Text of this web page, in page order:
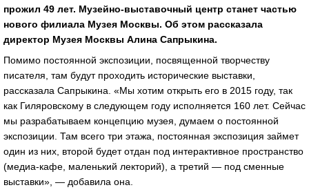
прожил 49 лет. Музейно-выставочный центр станет частью
нового филиала Музея Москвы. Об этом рассказала
директор Музея Москвы Алина Сапрыкина.
Помимо постоянной экспозиции, посвященной творчеству
писателя, там будут проходить исторические выставки,
рассказала Сапрыкина. «Мы хотим открыть его в 2015 году, так
как Гиляровскому в следующем году исполняется 160 лет. Сейчас
мы разрабатываем концепцию музея, думаем о постоянной
экспозиции. Там всего три этажа, постоянная экспозиция займет
один из них, второй будет отдан под интерактивное пространство
(медиа-кафе, маленький лекторий), а третий — под сменные
выставки», ― добавила она.